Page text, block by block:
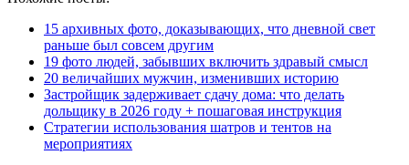
15 архивных фото, доказывающих, что дневной свет
раньше был совсем другим
19 фото людей, забывших включить здравый смысл
20 величайших мужчин, изменивших историю
Застройщик задерживает сдачу дома: что делать
дольщику в 2026 году + пошаговая инструкция
Стратегии использования шатров и тентов на
мероприятиях